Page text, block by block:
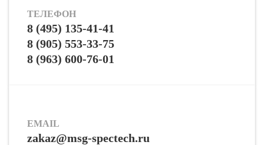
ТЕЛЕФОН
8 (495) 135-41-41
8 (905) 553-33-75
8 (963) 600-76-01
EMAIL
zakaz@msg-spectech.ru